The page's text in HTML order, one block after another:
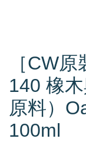
［CW
140 橡
原料）
100ml